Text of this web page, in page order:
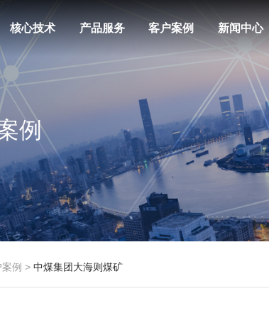
核心技术 产品服务 客户案例 新闻中心
例
例 >中煤集团大海则煤矿